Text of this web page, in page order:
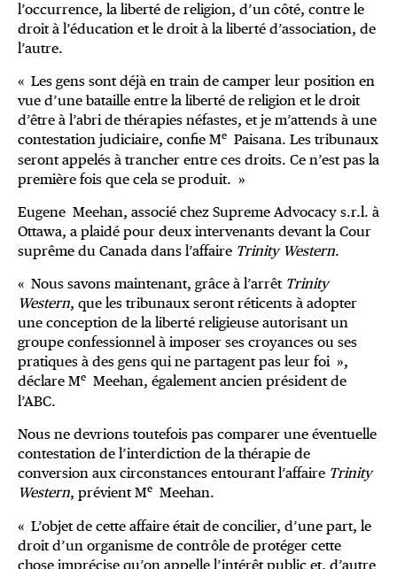
l’occurrence, la liberté de religion, d’un côté, contre le
droit à l’éducation et le droit à la liberté d’association, de
l’autre.
« Les gens sont déjà en train de camper leur position en
vue d’une bataille entre la liberté de religion et le droit
d’être à l’abri de thérapies néfastes, et je m’attends à une
contestation judiciaire, confie Me Paisana. Les tribunaux
seront appelés à trancher entre ces droits. Ce n’est pas la
première fois que cela se produit. »
Eugene Meehan, associé chez Supreme Advocacy s.r.l. à
Ottawa, a plaidé pour deux intervenants devant la Cour
suprême du Canada dans l’affaire Trinity Western.
« Nous savons maintenant, grâce à l’arrêt Trinity
Western, que les tribunaux seront réticents à adopter
une conception de la liberté religieuse autorisant un
groupe confessionnel à imposer ses croyances ou ses
pratiques à des gens qui ne partagent pas leur foi »,
déclare Me Meehan, également ancien président de
l’ABC.
Nous ne devrions toutefois pas comparer une éventuelle
contestation de l’interdiction de la thérapie de
conversion aux circonstances entourant l’affaire Trinity
Western, prévient Me Meehan.
« L’objet de cette affaire était de concilier, d’une part, le
droit d’un organisme de contrôle de protéger cette
chose imprécise qu’on appelle l’intérêt public et, d’autre